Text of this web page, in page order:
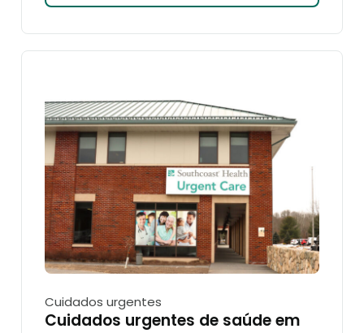
Cuidados urgentes
Cuidados urgentes de saúde em